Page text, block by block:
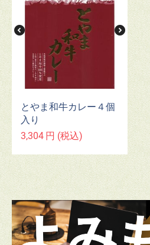
とやま和牛カレー４個
入り
3,304 円 (税込)